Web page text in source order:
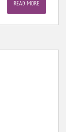
READ MORE